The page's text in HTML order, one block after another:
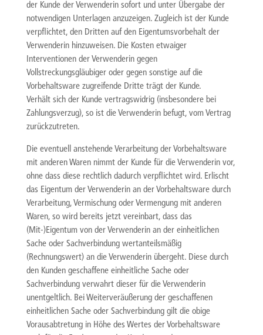
der Kunde der Verwenderin sofort und unter Übergabe der
notwendigen Unterlagen anzuzeigen. Zugleich ist der Kunde
verpflichtet, den Dritten auf den Eigentumsvorbehalt der
Verwenderin hinzuweisen. Die Kosten etwaiger
Interventionen der Verwenderin gegen
Vollstreckungsgläubiger oder gegen sonstige auf die
Vorbehaltsware zugreifende Dritte trägt der Kunde.
Verhält sich der Kunde vertragswidrig (insbesondere bei
Zahlungsverzug), so ist die Verwenderin befugt, vom Vertrag
zurückzutreten.
Die eventuell anstehende Verarbeitung der Vorbehaltsware
mit anderen Waren nimmt der Kunde für die Verwenderin vor,
ohne dass diese rechtlich dadurch verpflichtet wird. Erlischt
das Eigentum der Verwenderin an der Vorbehaltsware durch
Verarbeitung, Vermischung oder Vermengung mit anderen
Waren, so wird bereits jetzt vereinbart, dass das
(Mit-)Eigentum von der Verwenderin an der einheitlichen
Sache oder Sachverbindung wertanteilsmäßig
(Rechnungswert) an die Verwenderin übergeht. Diese durch
den Kunden geschaffene einheitliche Sache oder
Sachverbindung verwahrt dieser für die Verwenderin
unentgeltlich. Bei Weiterveräußerung der geschaffenen
einheitlichen Sache oder Sachverbindung gilt die obige
Vorausabtretung in Höhe des Wertes der Vorbehaltsware